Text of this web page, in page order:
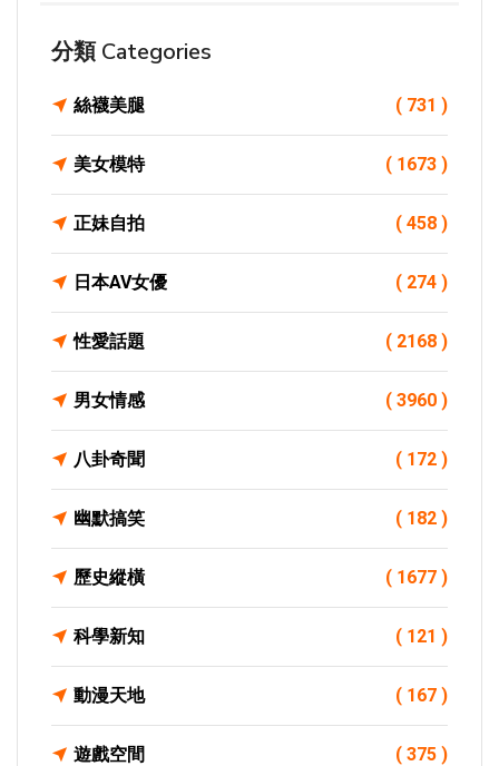
分類 Categories
絲襪美腿 ( 731 )
美女模特 ( 1673 )
正妹自拍 ( 458 )
日本AV女優 ( 274 )
性愛話題 ( 2168 )
男女情感 ( 3960 )
八卦奇聞 ( 172 )
幽默搞笑 ( 182 )
歷史縱橫 ( 1677 )
科學新知 ( 121 )
動漫天地 ( 167 )
遊戲空間 ( 375 )